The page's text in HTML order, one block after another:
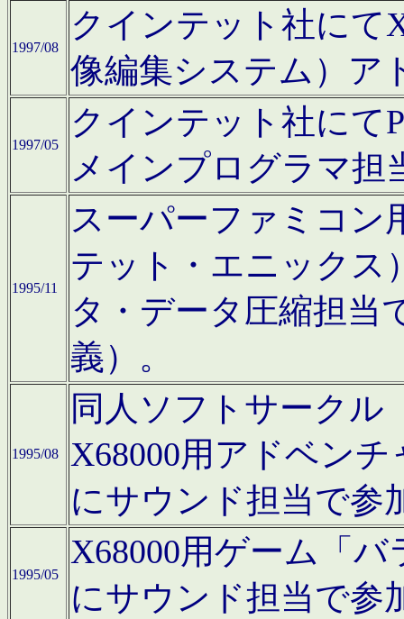
1997/08
クインテット社にて
像編集システム）ア
1997/05
クインテット社にて
メインプログラマ担
1995/11
スーパーファミコン
テット・エニックス
タ・データ圧縮担当
義）。
1995/08
同人ソフトサークル
X68000用アドベン
にサウンド担当で参
1995/05
X68000用ゲーム「
にサウンド担当で参